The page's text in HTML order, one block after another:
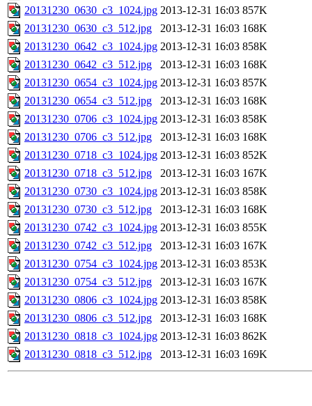
20131230_0630_c3_1024.jpg 2013-12-31 16:03 857K
20131230_0630_c3_512.jpg
2013-12-31 16:03 168K
20131230_0642_c3_1024.jpg 2013-12-31 16:03 858K
20131230_0642_c3_512.jpg
2013-12-31 16:03 168K
20131230_0654_c3_1024.jpg 2013-12-31 16:03 857K
20131230_0654_c3_512.jpg
2013-12-31 16:03 168K
20131230_0706_c3_1024.jpg 2013-12-31 16:03 858K
20131230_0706_c3_512.jpg
2013-12-31 16:03 168K
20131230_0718_c3_1024.jpg 2013-12-31 16:03 852K
20131230_0718_c3_512.jpg
2013-12-31 16:03 167K
20131230_0730_c3_1024.jpg 2013-12-31 16:03 858K
20131230_0730_c3_512.jpg
2013-12-31 16:03 168K
20131230_0742_c3_1024.jpg 2013-12-31 16:03 855K
20131230_0742_c3_512.jpg
2013-12-31 16:03 167K
20131230_0754_c3_1024.jpg 2013-12-31 16:03 853K
20131230_0754_c3_512.jpg
2013-12-31 16:03 167K
20131230_0806_c3_1024.jpg 2013-12-31 16:03 858K
20131230_0806_c3_512.jpg
2013-12-31 16:03 168K
20131230_0818_c3_1024.jpg 2013-12-31 16:03 862K
20131230_0818_c3_512.jpg
2013-12-31 16:03 169K